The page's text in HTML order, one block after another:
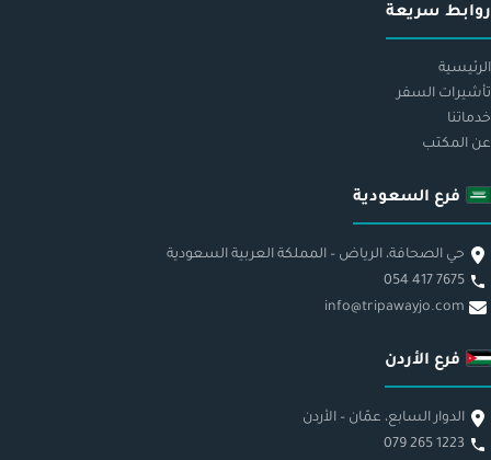
روابط سريعة
الرئيسية
تأشيرات السفر
خدماتنا
عن المكتب
فرع السعودية
حي الصحافة، الرياض – المملكة العربية السعودية
054 417 7675
info@tripawayjo.com
فرع الأردن
الدوار السابع، عمّان – الأردن
079 265 1223